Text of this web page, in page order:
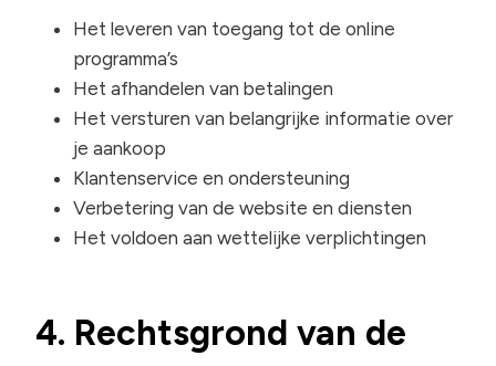
Het leveren van toegang tot de online
programma’s
Het afhandelen van betalingen
Het versturen van belangrijke informatie over
je aankoop
Klantenservice en ondersteuning
Verbetering van de website en diensten
Het voldoen aan wettelijke verplichtingen
4. Rechtsgrond van de